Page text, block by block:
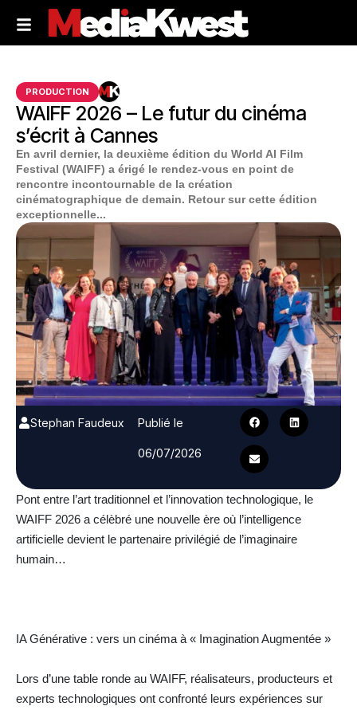
PRODUCTION
WAIFF 2026 – Le futur du cinéma
s’écrit à Cannes
En avril dernier, la deuxième édition du World AI Film
Festival (WAIFF) a érigé le rendez-vous en point de
rencontre incontournable de la création
cinématographique de demain. Retour sur cette édition
exceptionnelle...
Stephan Faudeux
Publié le
06/07/2026
Pont entre l’art traditionnel et l’innovation technologique, le
WAIFF 2026 a célèbré une nouvelle ère où l’intelligence
artificielle devient le partenaire privilégié de l’imaginaire
humain…
IA Générative : vers un cinéma à « Imagination Augmentée »
Lors d’une table ronde au WAIFF, réalisateurs, producteurs et
experts technologiques ont confronté leurs expériences sur